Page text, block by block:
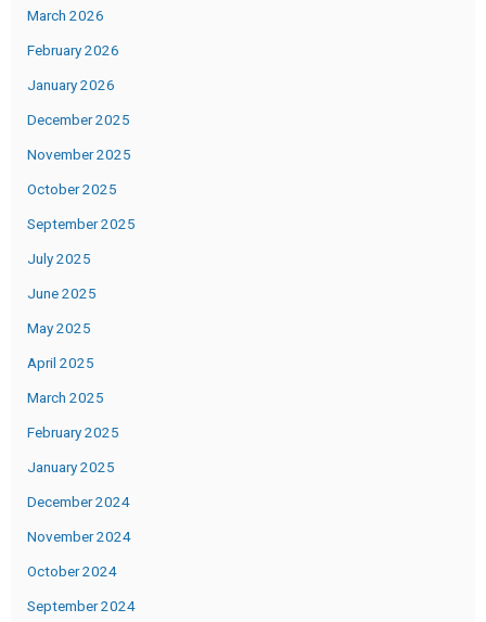
March 2026
February 2026
January 2026
December 2025
November 2025
October 2025
September 2025
July 2025
June 2025
May 2025
April 2025
March 2025
February 2025
January 2025
December 2024
November 2024
October 2024
September 2024